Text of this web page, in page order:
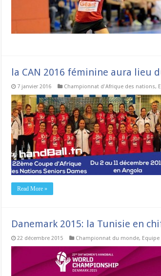
la CAN 2016 féminine aura lieu
7 janvier 2016 Championnat d'Afrique des nations,
Read More »
Danemark 2015: la Tunisie en
22 décembre 2015 Championnat du monde,